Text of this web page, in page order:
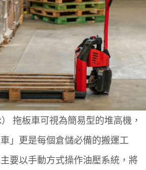
拖板車可視為簡易型的堆高機，
」更是每個倉儲必備的搬運工
要以手動方式操作油壓系統，將